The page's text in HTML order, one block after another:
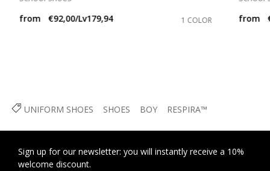
UNIFORM SHOES SHOES BOY RESPIRA™
from
€92,00/Lv179,94 1 COLOR
from
Sign up for our newsletter: you will instantly receive a 10%
welcome discount.